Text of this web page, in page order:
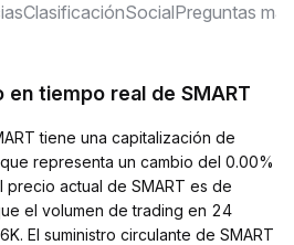
ClasificaciónSocialPreguntas
en tiempo real de SMART
tiene una capitalización de
representa un cambio del 0.00%
precio actual de SMART es de
el volumen de trading en 24
El suministro circulante de SMART